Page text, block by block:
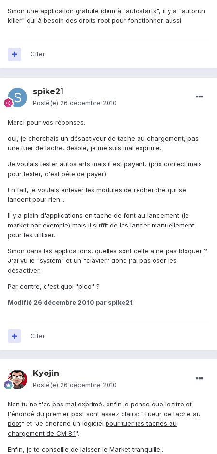
Sinon une application gratuite idem à "autostarts", il y a "autorun
killer" qui à besoin des droits root pour fonctionner aussi.
Citer
spike21
Posté(e) 26 décembre 2010
Merci pour vos réponses.
oui, je cherchais un désactiveur de tache au chargement, pas
une tuer de tache, désolé, je me suis mal exprimé.
Je voulais tester autostarts mais il est payant. (prix correct mais
pour tester, c'est bête de payer).
En fait, je voulais enlever les modules de recherche qui se
lancent pour rien...
Il y a plein d'applications en tache de font au lancement (le
market par exemple) mais il suffit de les lancer manuellement
pour les utiliser.
Sinon dans les applications, quelles sont celle a ne pas bloquer ?
J'ai vu le "system" et un "clavier" donc j'ai pas oser les
désactiver.
Par contre, c'est quoi "pico" ?
Modifié 26 décembre 2010 par spike21
Citer
Kyojin
Posté(e) 26 décembre 2010
Non tu ne t'es pas mal exprimé, enfin je pense que le titre et
l'énoncé du premier post sont assez clairs: "Tueur de tache au
boot" et "Je cherche un logiciel pour tuer les taches au
chargement de CM 8.1".
Enfin, je te conseille de laisser le Market tranquille..